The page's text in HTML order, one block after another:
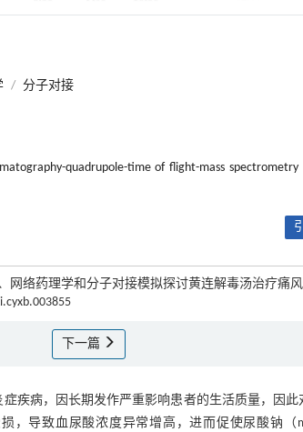
/ 分子对接
quadrupole-time of flight-mass spectrometry
网络药理学和分子对接模拟探讨黄连解毒汤治疗痛
下一篇
疾病，因长期发作严重影响患者的生活质量，因此
导致血尿酸浓度异常增高，进而促使尿酸钠（